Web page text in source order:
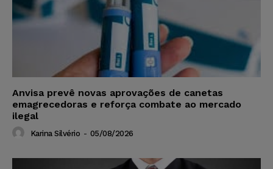
Anvisa prevê novas aprovações de canetas
emagrecedoras e reforça combate ao mercado
ilegal
Karina Silvério - 05/08/2026